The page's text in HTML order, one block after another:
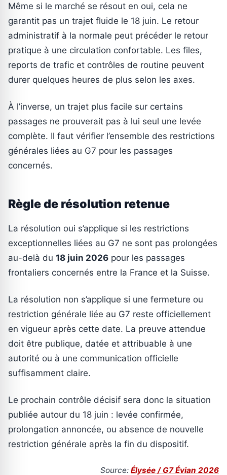
Même si le marché se résout en oui, cela ne
garantit pas un trajet fluide le 18 juin. Le retour
administratif à la normale peut précéder le retour
pratique à une circulation confortable. Les files,
reports de trafic et contrôles de routine peuvent
durer quelques heures de plus selon les axes.
À l’inverse, un trajet plus facile sur certains
passages ne prouverait pas à lui seul une levée
complète. Il faut vérifier l’ensemble des restrictions
générales liées au G7 pour les passages
concernés.
Règle de résolution retenue
La résolution oui s’applique si les restrictions
exceptionnelles liées au G7 ne sont pas prolongées
au-delà du 18 juin 2026 pour les passages
frontaliers concernés entre la France et la Suisse.
La résolution non s’applique si une fermeture ou
restriction générale liée au G7 reste officiellement
en vigueur après cette date. La preuve attendue
doit être publique, datée et attribuable à une
autorité ou à une communication officielle
suffisamment claire.
Le prochain contrôle décisif sera donc la situation
publiée autour du 18 juin : levée confirmée,
prolongation annoncée, ou absence de nouvelle
restriction générale après la fin du dispositif.
Source: Élysée / G7 Évian 2026